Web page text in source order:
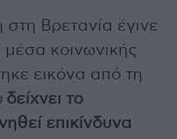
στη Βρετανία έγινε
κοινωνικής
εικόνα από τη
δείχνει το
επικίνδυνα